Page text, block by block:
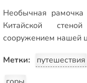
Необычная
Китайской
сооружением нашей
Метки:
путешествия